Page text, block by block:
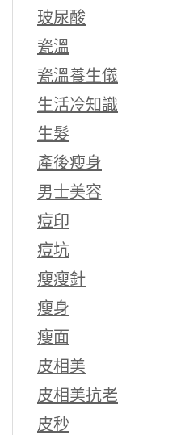
玻尿酸
瓷溫
瓷溫養生儀
生活冷知識
生髮
產後瘦身
男士美容
痘印
痘坑
瘦瘦針
瘦身
瘦面
皮相美
皮相美抗老
皮秒